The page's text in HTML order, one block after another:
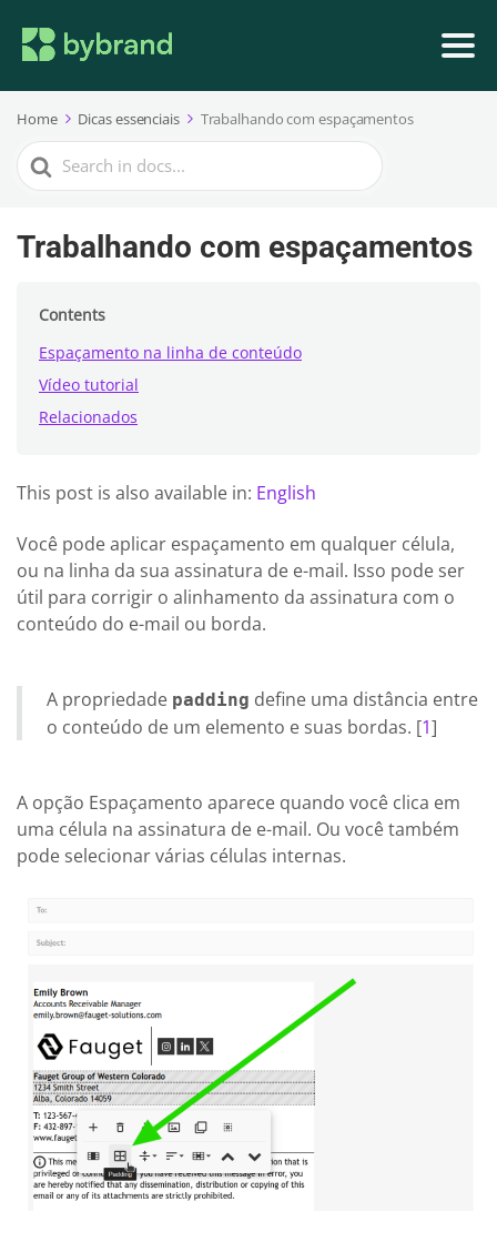
Home Dicas essenciais Trabalhando com espaçamentos
Search
For
Trabalhando com espaçamentos
Contents
Espaçamento na linha de conteúdo
Vídeo tutorial
Relacionados
This post is also available in: English
Você pode aplicar espaçamento em qualquer célula,
ou na linha da sua assinatura de e-mail. Isso pode ser
útil para corrigir o alinhamento da assinatura com o
conteúdo do e-mail ou borda.
A propriedade padding define uma distância entre
o conteúdo de um elemento e suas bordas. [1]
A opção Espaçamento aparece quando você clica em
uma célula na assinatura de e-mail. Ou você também
pode selecionar várias células internas.